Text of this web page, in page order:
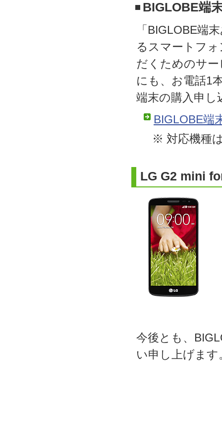
BIGLOBE端
「BIGLOBE端
るスマートフ
だくためのサ
にも、お電話1
端末の購入申
BIGLOBE端
※ 対応機種
LG G2 mini
今後とも、
い申し上げます